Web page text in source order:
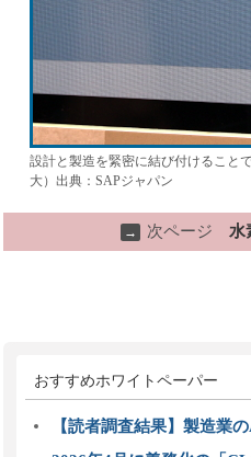
設計と製造を緊密に結び付けること
大）出典：SAPジャパン
→ 次ページ 水
おすすめホワイトペーパー
【読者調査結果】製造業